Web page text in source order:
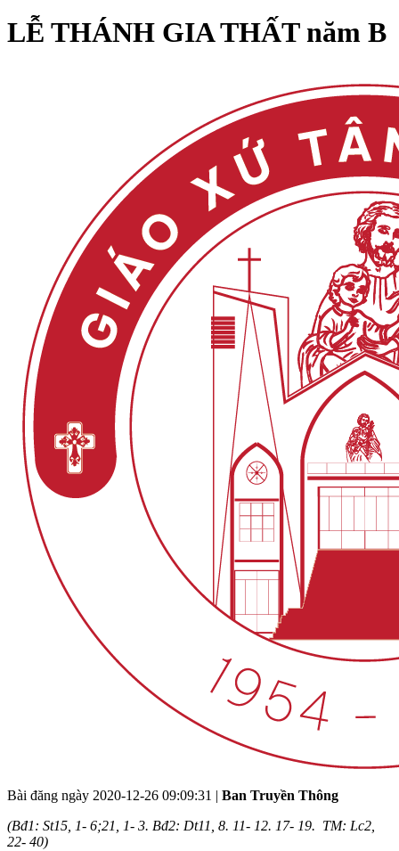
LỄ THÁNH GIA THẤT năm B
Bài đăng ngày 2020-12-26 09:09:31 | Ban Truyền Thông
(Bđ1: St15, 1- 6;21, 1- 3. Bđ2: Dt11, 8. 11- 12. 17- 19. TM: Lc2,
22- 40)